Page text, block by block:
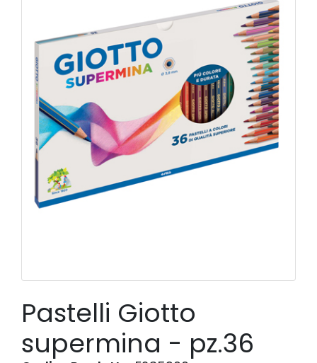
Pastelli Giotto
supermina - pz.36